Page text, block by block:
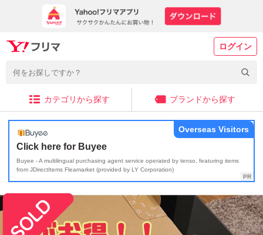
ログイン
カテゴリから探す ブランドから探す
Click here for Buyee
Buyee - A multilingual purchasing agent service operated by tenso, featuring items
from JDirectItems Fleamarket (provided by LY Corporation)
Overseas Visitors